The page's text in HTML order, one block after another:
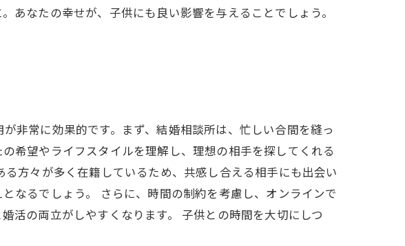
なたの幸せが、子供にも良い影響を与えることでしょう。
非常に効果的です。まず、結婚相談所は、忙しい合間を縫っ
希望やライフスタイルを理解し、理想の相手を探してくれる
方々が多く在籍しているため、共感し合える相手にも出会い
なるでしょう。 さらに、時間の制約を考慮し、オンラインで
活の両立がしやすくなります。 子供との時間を大切にしつ